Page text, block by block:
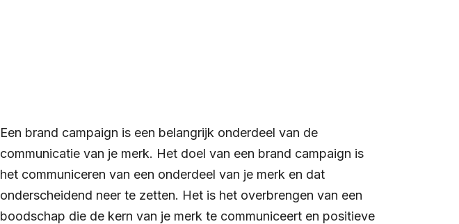
Een brand campaign is een belangrijk onderdeel van de
communicatie van je merk. Het doel van een brand campaign is
het communiceren van een onderdeel van je merk en dat
onderscheidend neer te zetten. Het is het overbrengen van een
boodschap die de kern van je merk te communiceert en positieve